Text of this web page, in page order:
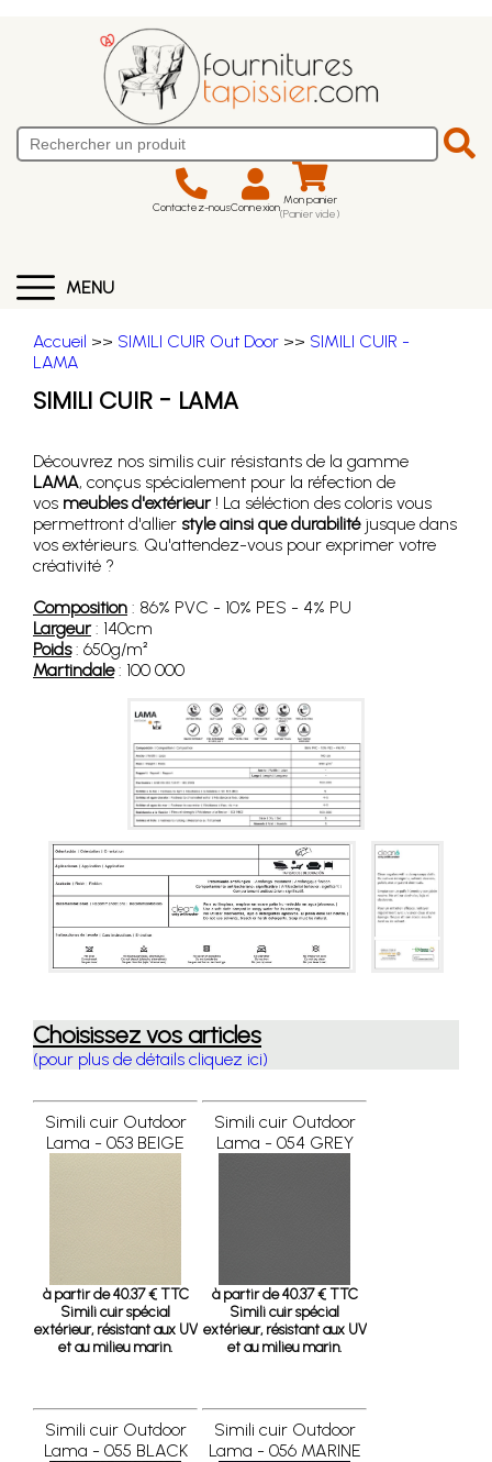
Contactez-nousConnexion Mon panier
(Panier vide)
MENU
Accueil >> SIMILI CUIR Out Door >> SIMILI CUIR -
LAMA
SIMILI CUIR - LAMA
Découvrez nos similis cuir résistants de la gamme
LAMA, conçus spécialement pour la réfection de
vos meubles d'extérieur ! La séléction des coloris vous
permettront d'allier style ainsi que durabilitéjusque dans
vos extérieurs. Qu'attendez-vous pour exprimer votre
créativité ?
Composition : 86% PVC - 10% PES - 4% PU
Largeur: 140cm
Poids: 650g/m²
Martindale: 100 000
Choisissez vos articles
(pour plus de détails cliquez ici)
Simili cuir Outdoor
Lama - 053 BEIGE
à partir de 40.37 € TTC
Simili cuir spécial
extérieur, résistant aux UV
et au milieu marin.
Simili cuir Outdoor
Lama - 054 GREY
à partir de 40.37 € TTC
Simili cuir spécial
extérieur, résistant aux UV
et au milieu marin.
Simili cuir Outdoor
Lama - 055 BLACK
Simili cuir Outdoor
Lama - 056 MARINE